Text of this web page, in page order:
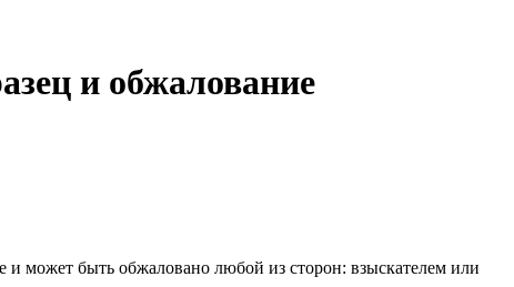
и обжалование
и может быть обжаловано любой из сторон: взыскателем или